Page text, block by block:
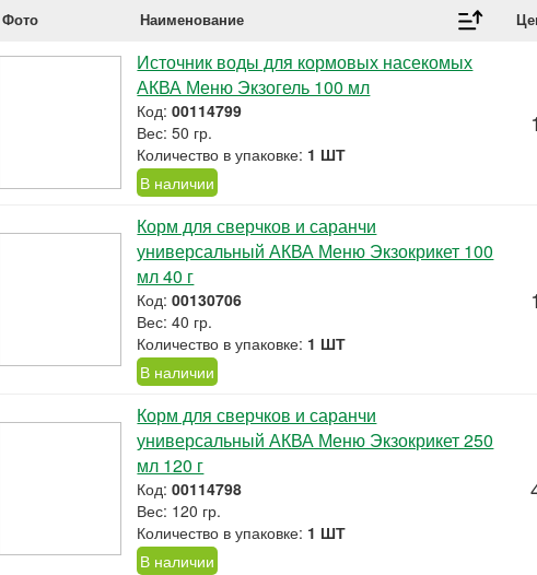
Фото Наименование
Источник воды для кормовых насекомых
АКВА Меню Экзогель 100 мл
Код:00114799
Вес: 50 гр.
Количество в упаковке: 1 ШТ
В наличии
Корм для сверчков и саранчи
универсальный АКВА Меню Экзокрикет 100
мл 40 г
Код:00130706
Вес: 40 гр.
Количество в упаковке: 1 ШТ
В наличии
Корм для сверчков и саранчи
универсальный АКВА Меню Экзокрикет 250
мл 120 г
Код:00114798
Вес: 120 гр.
Количество в упаковке: 1 ШТ
В наличии